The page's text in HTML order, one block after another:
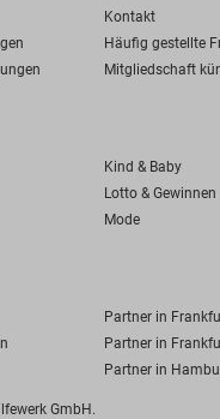
Kontakt
Häufig gestellte
Mitgliedschaft
Kind & Baby
Lotto & Gewinnen
Mode
Partner in
Partner in
Partner in
GmbH.